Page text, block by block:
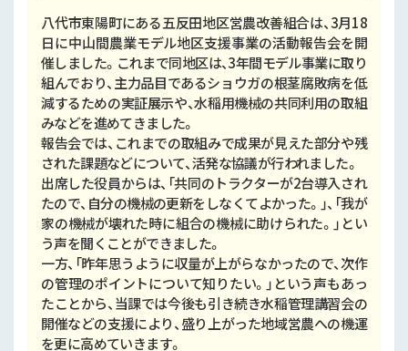
八代市東陽町にある五反田地区営農改善組合は、3月18
日に中山間農業モデル地区支援事業の活動報告会を開
催しました。これまで同地区は、3年間モデル事業に取り
組んでおり、主力品目であるショウガの根茎腐敗病を低
減するための実証展示や、水稲用機械の共同利用の取組
みなどを進めてきました。
報告会では、これまでの取組みで成果が見えた部分や残
された課題などについて、活発な協議が行われました。
出席した役員からは、「共同のトラクターが2台導入され
たので、自分の機械の更新をしなくてよかった。」、「我が
家の機械が壊れた時に組合の機械に助けられた。」とい
う声を聞くことができました。
一方、「昨年思うように収量が上がらなかったので、次作
の管理のポイントについて知りたい。」という声もあっ
たことから、当課では今後も引き続き水稲管理講習会の
開催などの支援により、盛り上がった地域営農への機運
を更に高めていきます。